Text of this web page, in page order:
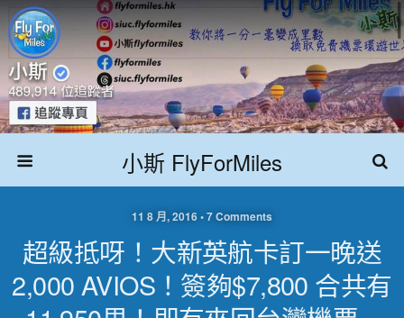
小斯 FlyForMiles
11 8 月, 2016 • 7 Comments
超級抵呀！大新英航卡訂一晚送
2,000 AVIOS！簽夠$7,800 合共有